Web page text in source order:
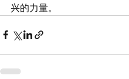
兴的力量。